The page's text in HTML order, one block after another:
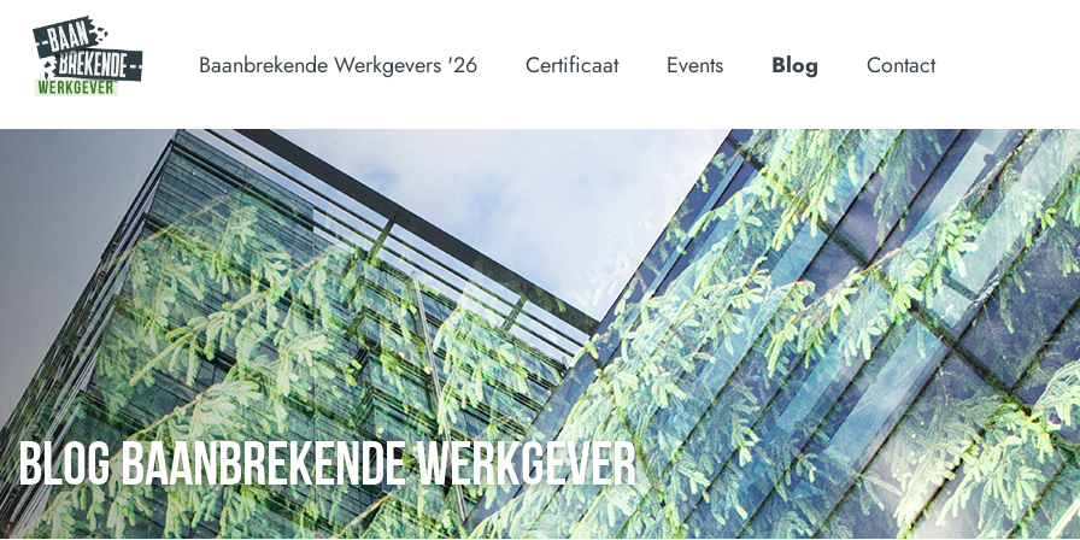
Baanbrekende Werkgevers '26 Certificaat Events Blog Contact
BLOG BAANBREKENDE WERKGEVER